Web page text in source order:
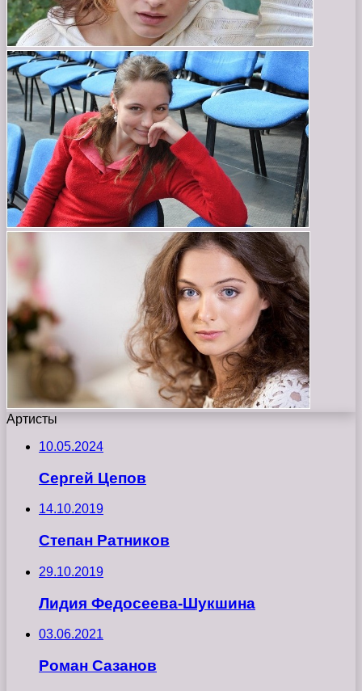
Артисты
10.05.2024
Сергей Цепов
14.10.2019
Степан Ратников
29.10.2019
Лидия Федосеева-Шукшина
03.06.2021
Роман Сазанов